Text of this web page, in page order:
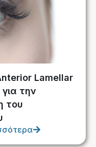
Lamellar
την
του